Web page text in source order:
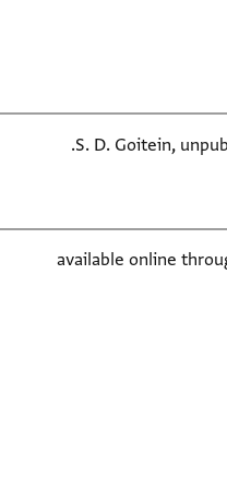
S. D. Goitein,